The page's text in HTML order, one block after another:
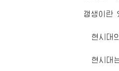
갱생이란
현시대
현시대